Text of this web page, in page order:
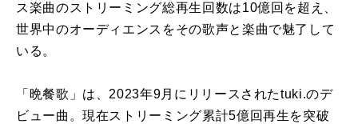
ス楽曲のストリーミング総再生回数は10億回を超え、
世界中のオーディエンスをその歌声と楽曲で魅了して
いる。
「晩餐歌」は、2023年9月にリリースされたtuki.のデ
ビュー曲。現在ストリーミング累計5億回再生を突破